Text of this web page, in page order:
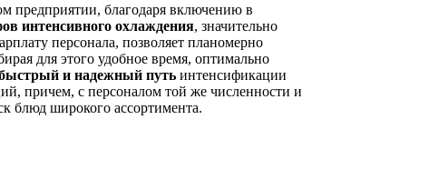
предприятии, благодаря включению в
интенсивного охлаждения, значительно
персонала, позволяет планомерно
для этого удобное время, оптимально
и надежный путь интенсификации
причем, с персоналом той же численности и
блюд широкого ассортимента.